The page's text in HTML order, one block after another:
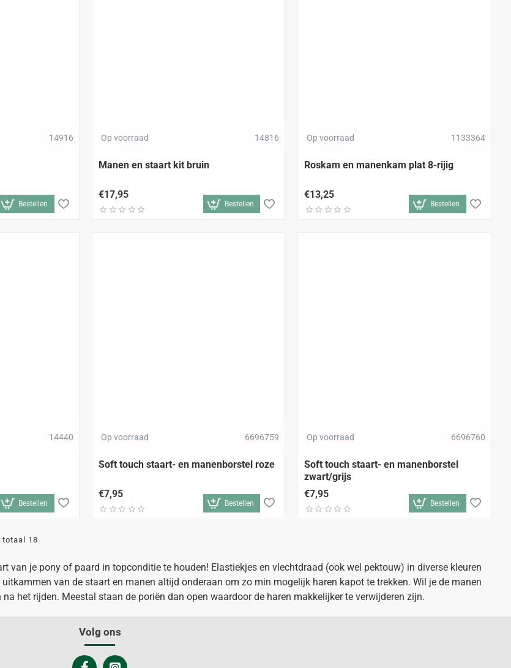
van je pony of paard in topconditie te houden! Elastiekjes en vlechtdraad (ook wel pektouw) in diverse kleuren
van de staart en manen altijd onderaan om zo min mogelijk haren kapot te trekken. Wil je de manen
het rijden. Meestal staan de poriën dan open waardoor de haren makkelijker te verwijderen zijn.
14916
Bestellen
Op voorraad 14816
Manen en staart kit bruin
€17,95
Bestellen
Op voorraad 1133364
Roskam en manenkam plat 8-rijig
€13,25
Bestellen
14440
Bestellen
Op voorraad 6696759
Soft touch staart- en manenborstel roze
€7,95
Bestellen
Op voorraad 6696760
Soft touch staart- en manenborstel
zwart/grijs
€7,95
Bestellen
totaal 18
Volg ons